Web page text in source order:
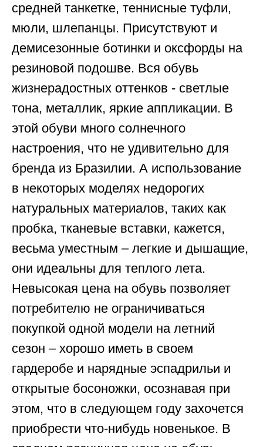
средней танкетке, теннисные туфли,
мюли, шлепанцы. Присутствуют и
демисезонные ботинки и оксфорды на
резиновой подошве. Вся обувь
жизнерадостных оттенков - светлые
тона, металлик, яркие аппликации. В
этой обуви много солнечного
настроения, что не удивительно для
бренда из Бразилии. А использование
в некоторых моделях недорогих
натуральных материалов, таких как
пробка, тканевые вставки, кажется,
весьма уместным – легкие и дышащие,
они идеальны для теплого лета.
Невысокая цена на обувь позволяет
потребителю не ограничиваться
покупкой одной модели на летний
сезон – хорошо иметь в своем
гардеробе и нарядные эспадрильи и
открытые босоножки, осознавая при
этом, что в следующем году захочется
приобрести что-нибудь новенькое. В